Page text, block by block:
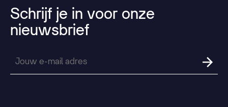
Schrijf je in voor onze
nieuwsbrief